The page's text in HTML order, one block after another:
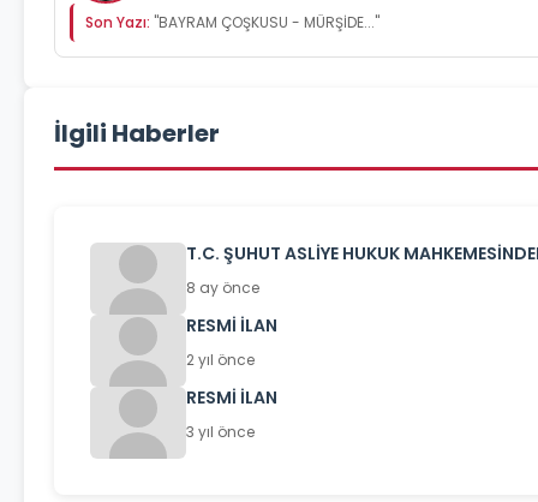
Son Yazı: "BAYRAM ÇOŞKUSU - MÜRŞİDE..."
İlgili Haberler
T.C. ŞUHUT ASLİYE HUKUK
8 ay önce
RESMİ İLAN
2 yıl önce
RESMİ İLAN
3 yıl önce